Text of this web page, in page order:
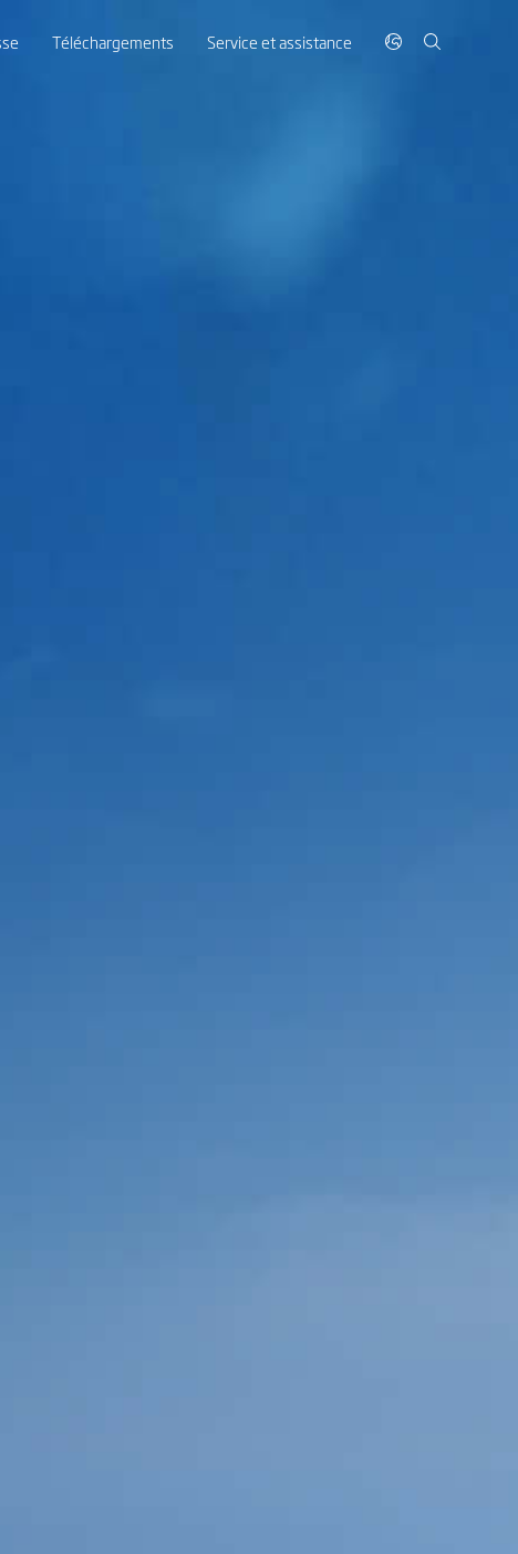
Téléchargements Service et assistance